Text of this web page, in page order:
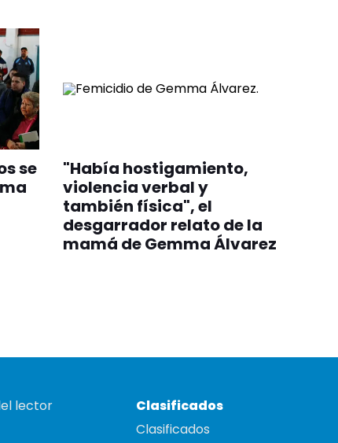
se
"Había hostigamiento,
violencia verbal y
también física", el
desgarrador relato de la
mamá de Gemma Álvarez
lector
Clasificados
Clasificados